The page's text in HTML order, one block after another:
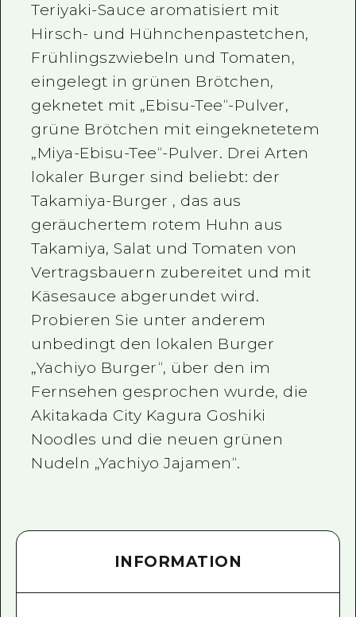
Teriyaki-Sauce aromatisiert mit
Hirsch- und Hühnchenpastetchen,
Frühlingszwiebeln und Tomaten,
eingelegt in grünen Brötchen,
geknetet mit „Ebisu-Tee“-Pulver,
grüne Brötchen mit eingeknetetem
„Miya-Ebisu-Tee“-Pulver. Drei Arten
lokaler Burger sind beliebt: der
Takamiya-Burger , das aus
geräuchertem rotem Huhn aus
Takamiya, Salat und Tomaten von
Vertragsbauern zubereitet und mit
Käsesauce abgerundet wird.
Probieren Sie unter anderem
unbedingt den lokalen Burger
„Yachiyo Burger“, über den im
Fernsehen gesprochen wurde, die
Akitakada City Kagura Goshiki
Noodles und die neuen grünen
Nudeln „Yachiyo Jajamen“.
INFORMATION